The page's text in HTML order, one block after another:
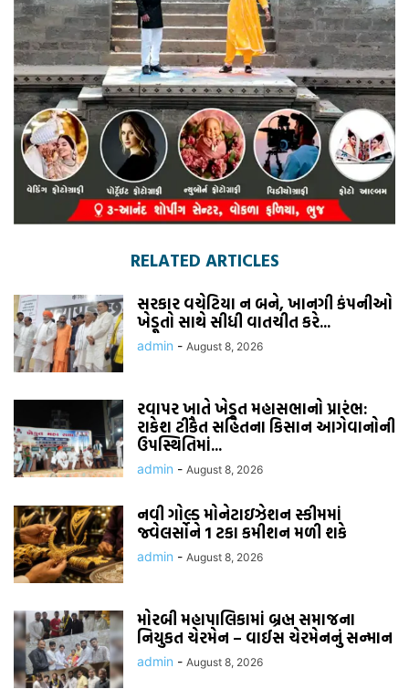
RELATED ARTICLES
સરકાર વચેટિયા ન બને, ખાનગી કંપનીઓ
ખેડૂતો સાથે સીધી વાતચીત કરે...
admin - August 8, 2026
રવાપર ખાતે ખેડૂત મહાસભાનો પ્રારંભ:
રાકેશ ટીકૈત સહિતના કિસાન આગેવાનોની
ઉપસ્થિતિમાં...
admin - August 8, 2026
નવી ગોલ્ડ મોનેટાઇઝેશન સ્કીમમાં
જ્વેલર્સોને 1 ટકા કમીશન મળી શકે
admin - August 8, 2026
મોરબી મહાપાલિકામાં બ્રહ્મ સમાજના
નિયુકત ચેરમેન – વાઈસ ચેરમેનનું સન્માન
admin - August 8, 2026